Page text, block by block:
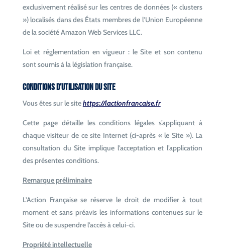
exclusivement réalisé sur les centres de données (« clusters
») localisés dans des États membres de l’Union Européenne
de la société Amazon Web Services LLC.
Loi et réglementation en vigueur : le Site et son contenu
sont soumis à la législation française.
Conditions d’utilisation du site
Vous êtes sur le sitehttps://lactionfrancaise.fr
Cette page détaille les conditions légales s’appliquant à
chaque visiteur de ce site Internet (ci-après « le Site »). La
consultation du Site implique l’acceptation et l’application
des présentes conditions.
Remarque préliminaire
L’Action Française se réserve le droit de modifier à tout
moment et sans préavis les informations contenues sur le
Site ou de suspendre l’accès à celui-ci.
Propriété intellectuelle